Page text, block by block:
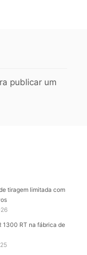
publicar um
tiragem limitada com
1300 RT na fábrica de